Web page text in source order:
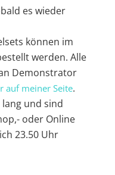
es wieder
können im
werden. Alle
Demonstrator
auf meiner Seite.
und sind
oder Online
23.50 Uhr